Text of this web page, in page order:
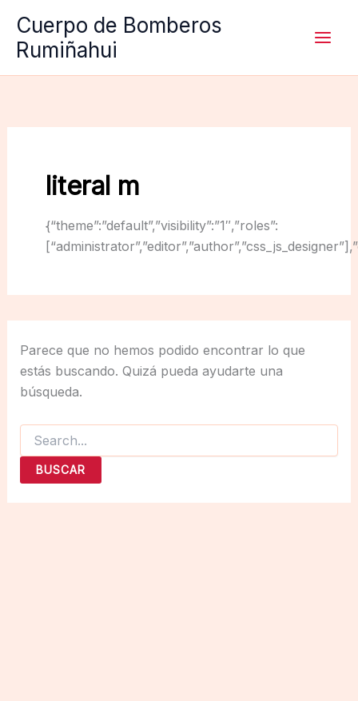
contenido
Cuerpo de Bomberos
Rumiñahui
literal m
{“theme”:”default”,”visibility”:”1″,”roles”:
Parece que no hemos podido encontrar lo que
estás buscando. Quizá pueda ayudarte una
búsqueda.
Buscar
por: